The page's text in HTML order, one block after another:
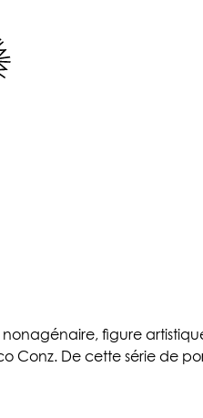
figure
Conz. De cette série de